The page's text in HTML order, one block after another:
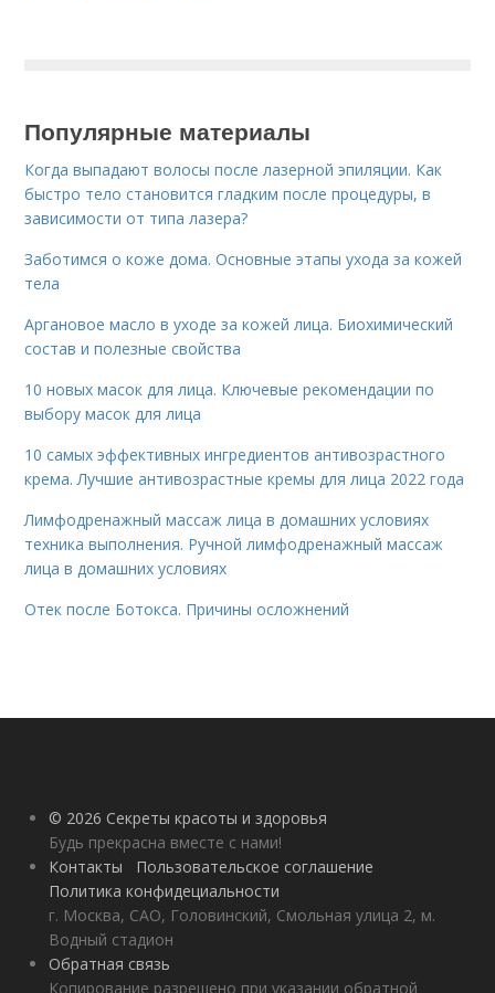
Популярные материалы
Когда выпадают волосы после лазерной эпиляции. Как
быстро тело становится гладким после процедуры, в
зависимости от типа лазера?
Заботимся о коже дома. Основные этапы ухода за кожей
тела
Аргановое масло в уходе за кожей лица. Биохимический
состав и полезные свойства
10 новых масок для лица. Ключевые рекомендации по
выбору масок для лица
10 самых эффективных ингредиентов антивозрастного
крема. Лучшие антивозрастные кремы для лица 2022 года
Лимфодренажный массаж лица в домашних условиях
техника выполнения. Ручной лимфодренажный массаж
лица в домашних условиях
Отек после Ботокса. Причины осложнений
© 2026 Секреты красоты и здоровья
Будь прекрасна вместе с нами!
Контакты
Пользовательское соглашение
Политика конфидециальности
г. Москва, САО, Головинский, Смольная улица 2, м.
Водный стадион
Обратная связь
Копирование разрешено при указании обратной